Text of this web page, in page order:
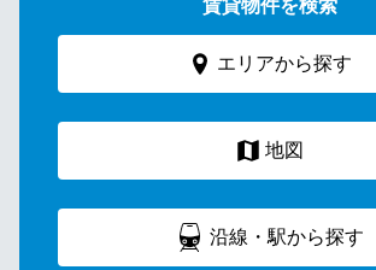
賃貸物件を検索
エリアから探す
地図
沿線・駅から探す